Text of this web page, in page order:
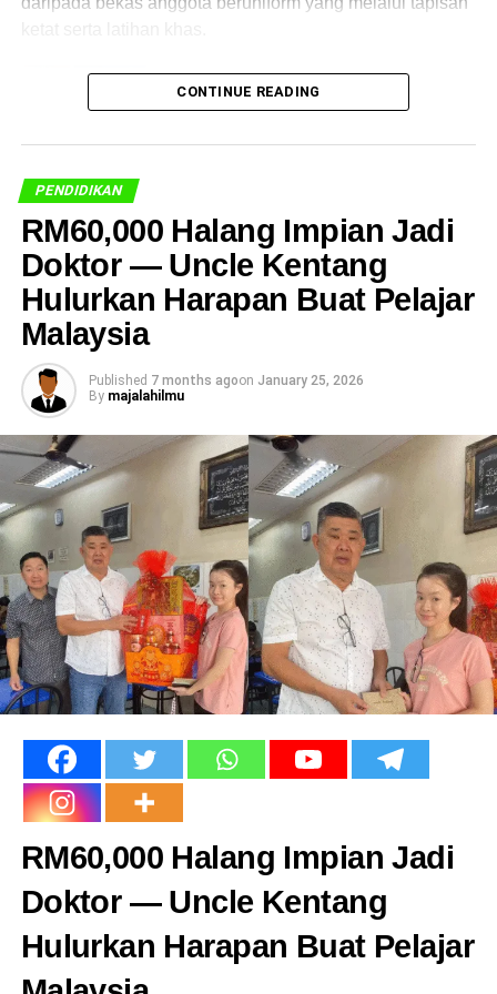
Pengerusi Majlis Amanah Rakyat (MARA), Datuk Dr
Asyraf Wajdi Dusuki berkata langkah itu diambil bagi
membolehkan guru memberi fokus sepenuhnya kepada
pelajar.
“Bermula tahun depan semua 58 buah MRSM akan ada
warden sepenuh masa dalam kalangan bekas anggota
beruniform dengan pemilihan yang ketat dan wajib
melalui latihan untuk faham Falsafah Pendidikan MARA.
“Guru-guru tidak perlu lagi terbeban dengan tugas
warden, hanya fokus mengajar, mendidik dan
kemenjadian pelajar,” katanya menerusi hantaran di
Facebook.
MRSM Perkenal Warden Sepenuh Masa kata Datuk Dr
Asyraf Wajdi Dusuki
CONTINUE READING
PENDIDIKAN
RM60,000 Halang Impian Jadi
Doktor — Uncle Kentang
Hulurkan Harapan Buat Pelajar
Malaysia
Published 7 months agoon January 25, 2026
By majalahilmu
RM60,000 Halang Impian Jadi
Doktor — Uncle Kentang
Hulurkan Harapan Buat Pelajar